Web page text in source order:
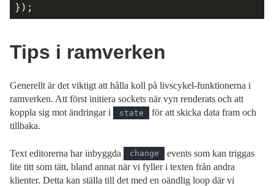
Tips i ramverken
Generellt är det viktigt att hålla koll på livscykel-funktionerna i
ramverken. Att först initiera sockets när vyn renderats och att
koppla sig mot ändringar i
state
för att skicka data fram och
tillbaka.
Text editorerna har inbyggda change
events som kan triggas
lite titt som tätt, bland annat när vi fyller i texten från andra
klienter. Detta kan ställa till det med en oändlig loop där vi